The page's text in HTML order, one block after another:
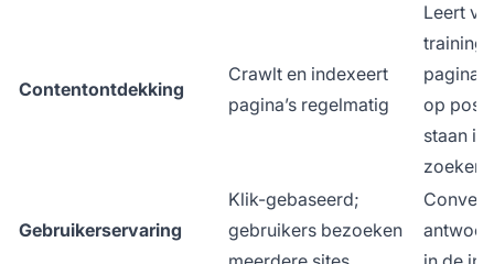
Contentontdekking
Crawlt en indexeert
pagina’s regelmatig
Leert
op
staan in
zoeken
Gebruikerservaring
Klik-gebaseerd;
gebruikers bezoeken